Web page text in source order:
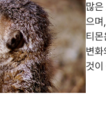
많
으며
티
변
것